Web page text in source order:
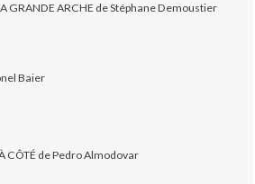
GRANDE ARCHE de Stéphane Demoustier
Baier
CÔTÉ de Pedro Almodovar